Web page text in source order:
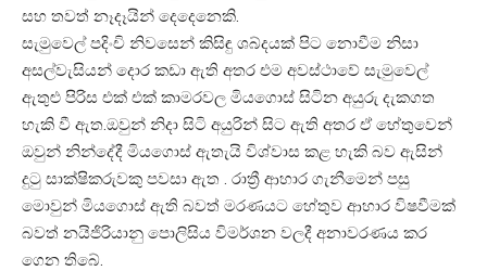
සහ තවත් නෑදෑයින් දෙදෙනෙකි.
සැමුවෙල් පදිංචි නිවසෙන් කිසිඳු ශබ්දයක් පිට නොවීම නිසා
අසල්වැසියන් දොර කඩා ඇති අතර එම අවස්ථාවේ සැමුවෙල්
ඇතුළු පිරිස එක් එක් කාමරවල මියගොස් සිටින අයුරු දැකගත
හැකි වී ඇත.ඔවුන් නිදා සිටි අයුරින් සිට ඇති අතර ඒ හේතුවෙන්
ඔවුන් නින්දේදී මියගොස් ඇතැයි විශ්වාස කළ හැකි බව ඇසින්
දුටු සාක්ෂිකරුවකු පවසා ඇත . රාත්‍රී ආහාර ගැනීමෙන් පසු
මොවුන් මියගොස් ඇති බවත් මරණයට හේතුව ආහාර විෂවීමක්
බවත් නයිජිරියානු පොලිසිය විමර්ශන වලදී අනාවරණය කර
ගෙන තිබේ.